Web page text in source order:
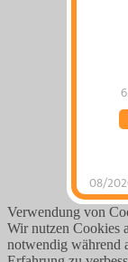
08/
Verwendung von
Wir nutzen Cookies
notwendig während